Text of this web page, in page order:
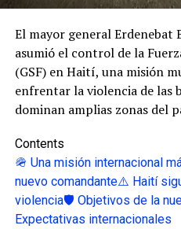
El mayor generalErdenebat
asumió el control de la
(GSF) enHaití, una misión
enfrentar la violencia de las
dominan amplias zonas del
Contents
🪖 Una misión internacional
nuevo comandante⚠️ Haití
violencia🛡️ Objetivos de la
Expectativas internacionales